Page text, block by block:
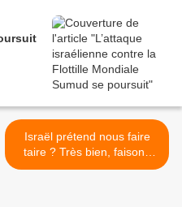
Israël prétend nous faire
taire ? Très bien, faisons
taire Israël >